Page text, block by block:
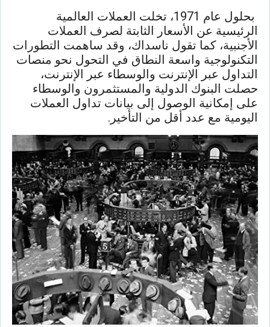
بحلول عام 1971، تخلت العملات العالمية
الرئيسية عن الأسعار الثابتة لصرف العملات
الأجنبية، كما تقول ناسداك، وقد ساهمت التطورات
التكنولوجية واسعة النطاق في التحول نحو منصات
التداول عبر الإنترنت والوسطاء عبر الإنترنت،
حصلت البنوك الدولية والمستثمرون والوسطاء
على إمكانية الوصول إلى بيانات تداول العملات
اليومية مع عدد أقل من التأخير.